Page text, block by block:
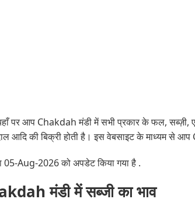
पर आप Chakdah मंडी में सभी प्रकार के फल, सब्ज़ी,
आदि की बिक्री होती है। इस वेबसाइट के माध्यम से
05-Aug-2026 को अपडेट किया गया है .
मंडी में सब्जी का भाव